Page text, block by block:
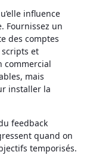
influence
Fournissez un
des comptes
et
commercial
mais
installer la
feedback
quand on
temporisés.